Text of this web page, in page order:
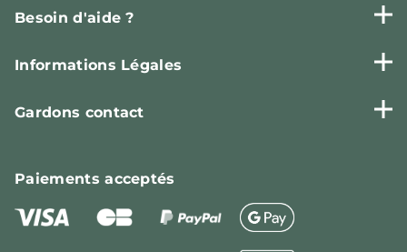
Besoin d'aide ?
Informations Légales
Gardons contact
Paiementsacceptés